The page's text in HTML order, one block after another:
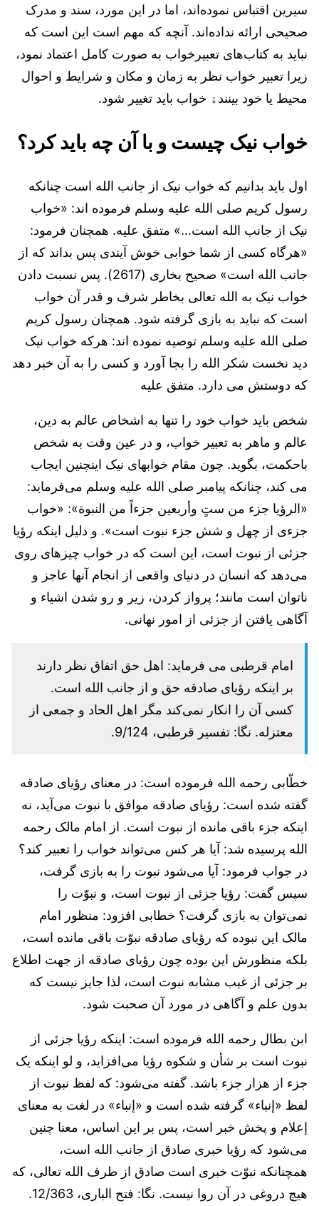
سیرین اقتباس نموده‌اند، اما در این مورد، سند و مدرک
صحیحی ارائه نداده‌اند. آنچه که مهم است این است که
نباید به کتاب‌های تعبیرخواب به صورت کامل اعتماد نمود،
زیرا تعبیر خواب نظر به زمان و مکان و شرایط و احوال
محیط یا خود بینندﮤ خواب باید تغییر شود.
خواب نیک چیست و با آن چه باید کرد؟
اول باید بدانیم که خواب نیک از جانب الله است چنانکه
رسول کریم صلی الله علیه وسلم فرموده اند: «خواب
نیک از جانب الله است…» متفق علیه. همچنان فرمود:
«هرگاه کسی از شما خوابی خوش آیندی پس بداند که از
جانب الله است» صحیح بخاری (2617). پس نسبت دادن
خواب نیک به الله تعالی بخاطر شرف و قدر آن خواب
است که نباید به بازی گرفته شود. همچنان رسول کریم
صلی الله علیه وسلم توصیه نموده اند: هرکه خواب نیک
دید نخست شکر الله را بجا آورد و کسی را به آن خبر دهد
که دوستش می دارد. متفق علیه
شخص باید خواب خود را تنها به اشخاص عالم به دین،
عالم و ماهر به تعبیر خواب، و در عین وقت به شخص
باحکمت، بگوید. چون مقام خوابهای نیک اینچنین ایجاب
می کند، چنانکه پیامبر صلی الله علیه وسلم می‌فرماید:
«الرؤیا جزء من ستٍ وأربعین جزءاً من النبوة»: «خواب
جزءی از چهل و شش جزء نبوت است». و دلیل اینکه رؤیا
جزئی از نبوت است، این است که در خواب چیزهای روی
می‌دهد که انسان در دنیای واقعی از انجام آنها عاجز و
ناتوان است مانند؛ پرواز کردن، زیر و رو شدن اشیاء و
آگاهی یافتن از جزئی از امور نهانی.
امام قرطبی می فرماید: اهل حق اتفاق نظر دارند
بر اینکه رؤیای صادقه حق و از جانب الله است.
کسی آن را انکار نمی‌کند مگر اهل الحاد و جمعی از
معتزله. نگا: تفسیر قرطبی، 9/124.
خطّابی رحمه الله فرموده است: در معنای رؤیای صادقه
گفته شده است: رؤیای صادقه موافق با نبوت می‌آید، نه
اینکه جزء باقی مانده از نبوت است. از امام مالک رحمه
الله پرسیده شد: آیا هر کس می‌تواند خواب را تعبیر کند؟
در جواب فرمود: آیا می‌شود نبوت را به بازی گرفت،
سپس گفت: رؤیا جزئی از نبوت است، و نبوّت را
نمی‌توان به بازی گرفت؟ خطابی افزود: منظور امام
مالک این نبوده که رؤیای صادقه نبوّت باقی مانده است،
بلکه منظورش این بوده چون رؤیای صادقه از جهت اطلاع
بر جزئی از غیب مشابه نبوت است، لذا جایز نیست که
بدون علم و آگاهی در مورد آن صحبت شود.
ابن بطال رحمه الله فرموده است: اینکه رؤیا جزئی از
نبوت است بر شأن و شکوه رؤیا می‌افزاید، و لو اینکه یک
جزء از هزار جزء باشد. گفته می‌شود: که لفظ نبوت از
لفظ «إنباء» گرفته شده است و «إنباء» در لغت به معنای
إعلام و پخش خبر است، پس بر این اساس، معنا چنین
می‌شود که رؤیا خبری صادق از جانب الله است،
همچنانکه نبوّت خبری است صادق از طرف الله تعالی، که
هیچ دروغی در آن روا نیست. نگا: فتح الباری، 12/363.